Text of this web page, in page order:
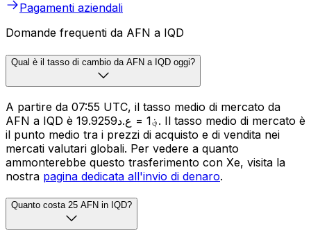
Pagamenti aziendali
Domande frequenti da AFN a IQD
Qual è il tasso di cambio da AFN a IQD oggi?
A partire da 07:55 UTC, il tasso medio di mercato da
AFN a IQD è ؋1 = ع.د19.9259. Il tasso medio di mercato è
il punto medio tra i prezzi di acquisto e di vendita nei
mercati valutari globali. Per vedere a quanto
ammonterebbe questo trasferimento con Xe, visita la
nostra pagina dedicata all'invio di denaro.
Quanto costa 25 AFN in IQD?